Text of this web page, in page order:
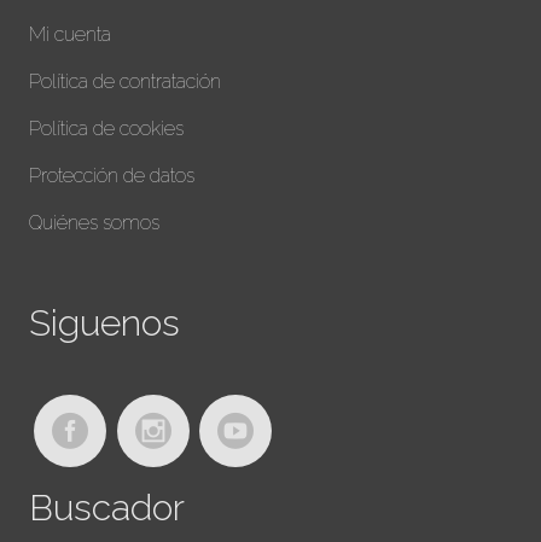
Mi cuenta
Política de contratación
Política de cookies
Protección de datos
Quiénes somos
Siguenos
Buscador